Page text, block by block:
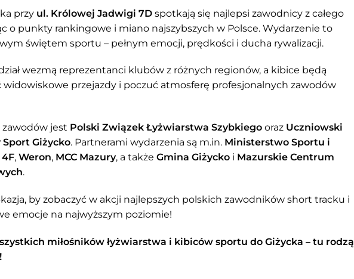
przy ul. Królowej Jadwigi 7D spotkają się najlepsi zawodnicy z całego
o punkty rankingowe i miano najszybszych w Polsce. Wydarzenie to
świętem sportu – pełnym emocji, prędkości i ducha rywalizacji.
wezmą reprezentanci klubów z różnych regionów, a kibice będą
widowiskowe przejazdy i poczuć atmosferę profesjonalnych zawodów
jest Polski Związek Łyżwiarstwa Szybkiego oraz Uczniowski
Giżycko. Partnerami wydarzenia są m.in. Ministerstwo Sportu i
4F, Weron, MCC Mazury, a także Gmina Giżycko i Mazurskie Centrum
.
by zobaczyć w akcji najlepszych polskich zawodników short tracku i
emocje na najwyższym poziomie!
miłośników łyżwiarstwa i kibiców sportu do Giżycka – tu rodzą